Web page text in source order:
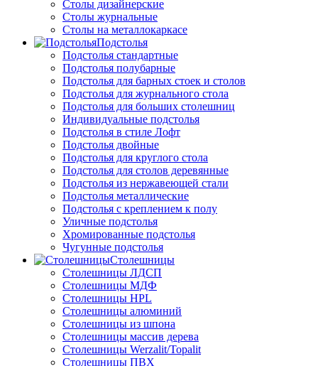
Столы дизайнерские
Столы журнальные
Столы на металлокаркасе
Подстолья
Подстолья стандартные
Подстолья полубарные
Подстолья для барных стоек и столов
Подстолья для журнального стола
Подстолья для больших столешниц
Индивидуальные подстолья
Подстолья в стиле Лофт
Подстолья двойные
Подстолья для круглого стола
Подстолья для столов деревянные
Подстолья из нержавеющей стали
Подстолья металлические
Подстолья с креплением к полу
Уличные подстолья
Хромированные подстолья
Чугунные подстолья
Столешницы
Столешницы ЛДСП
Столешницы МДФ
Столешницы HPL
Столешницы алюминий
Столешницы из шпона
Столешницы массив дерева
Столешницы Werzalit/Topalit
Столешницы ПВХ